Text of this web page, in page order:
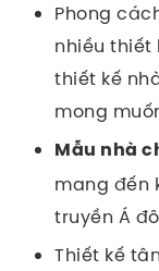
Phong
nhiều thiết
thiết kế
mong
Mẫu nhà
mang đến
truyền Á
Thiết kế